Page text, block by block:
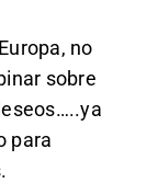
no
sobre
para